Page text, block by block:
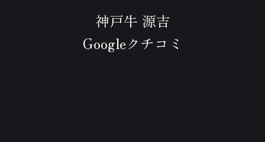
神戸牛 源吉
Googleクチコミ